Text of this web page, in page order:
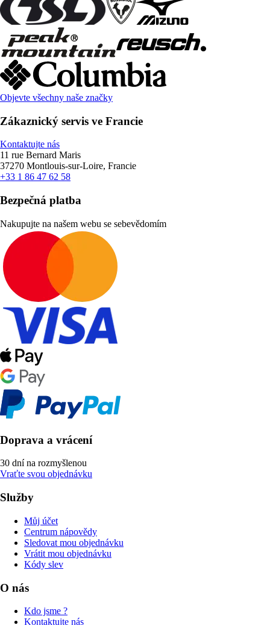
Objevte všechny naše značky
Zákaznický servis ve Francie
Kontaktujte nás
11 rue Bernard Maris
37270 Montlouis-sur-Loire, Francie
+33 1 86 47 62 58
Bezpečná platba
Nakupujte na našem webu se sebevědomím
Doprava a vrácení
30 dní na rozmyšlenou
Vraťte svou objednávku
Služby
Můj účet
Centrum nápovědy
Sledovat mou objednávku
Vrátit mou objednávku
Kódy slev
O nás
Kdo jsme ?
Kontaktujte nás